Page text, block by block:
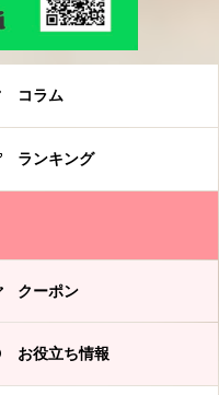
コラム
ランキング
クーポン
お役立ち情報